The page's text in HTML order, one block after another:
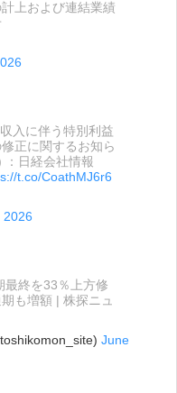
上および連結業績
入に伴う特別利益
正に関するお知ら
日経会社情報
t.co/CoathMJ6r6
2026
最終を33％上方修
も増額 | 株探ニュ
June